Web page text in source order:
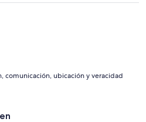
comunicación, ubicación y veracidad